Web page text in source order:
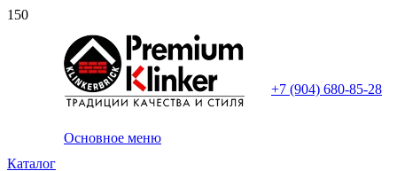
+7 (904) 680-85-28
Основное меню
Каталог